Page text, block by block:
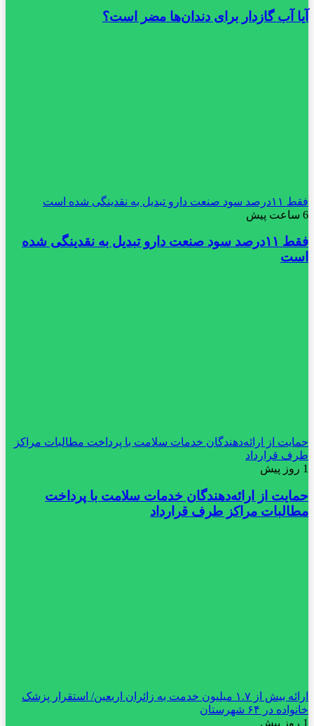
آیا آب گازدار برای دندان‌ها مضر است؟
فقط ۱۱‌درصد سود صنعت دارو تبدیل به نقدینگی شده است
6 ساعت پیش
فقط ۱۱‌درصد سود صنعت دارو تبدیل به نقدینگی شده
است
حمایت از ارائه‌دهندگان خدمات سلامت با پرداخت مطالبات مراکز
طرف قرارداد
1 روز پیش
حمایت از ارائه‌دهندگان خدمات سلامت با پرداخت
مطالبات مراکز طرف قرارداد
ارائه بیش از ۱.۷ میلیون خدمت به زائران اربعین/ استقرار پزشک
خانواده در ۶۴ شهرستان
1 روز پیش